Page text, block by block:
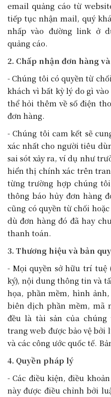
email quảng cáo từ
tiếp tục nhận mail, quý
nhấp vào đường link ở
quảng cáo.
2. Chấp nhận đơn hàng
- Chúng tôi có quyền từ
khách vì bất kỳ lý do gì
thể hỏi thêm về số điện
đơn hàng.
- Chúng tôi cam kết sẽ
xác nhất cho người tiêu
sai sót xảy ra, ví dụ như
hiển thị chính xác trên
từng trường hợp chúng
thông báo hủy đơn hàng
cũng có quyền từ chối
dù đơn hàng đó đã hay
thanh toán.
3. Thương hiệu và bản
- Mọi quyền sở hữu trí tuệ
ký), nội dung thông tin và
họa, phần mềm, hình
biên dịch phần mềm, mã
đều là tài sản của
trang web được bảo vệ bởi
và các công ước quốc tế.
4. Quyền pháp lý
- Các điều kiện, điều
này được điều chỉnh bởi